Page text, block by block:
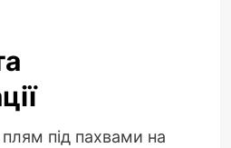
під пахвами на